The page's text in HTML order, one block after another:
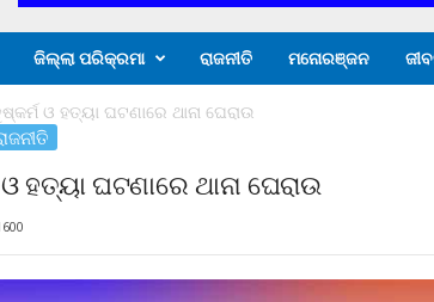
ଜିଲ୍ଲା ପରିକ୍ରମା ରାଜନୀତି ମନୋରଞ୍ଜନ
ଓ ହତ୍ୟା ଘଟଣାରେ ଥାନା ଘେରାଉ
ହତ୍ୟା ଘଟଣାରେ ଥାନା ଘେରାଉ